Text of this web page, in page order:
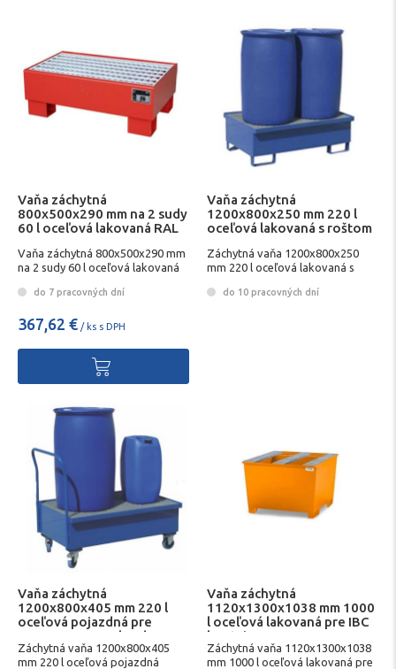
Vaňa záchytná
800x500x290 mm na 2 sudy
60 l oceľová lakovaná RAL
Vaňa záchytná 800x500x290 mm
na 2 sudy 60 l oceľová lakovaná
do 7 pracovných dní
367,62 € / ks s DPH
Vaňa záchytná
1200x800x250 mm 220 l
oceľová lakovaná s roštom
Záchytná vaňa 1200x800x250
mm 220 l oceľová lakovaná s
do 10 pracovných dní
Vaňa záchytná
1200x800x405 mm 220 l
oceľová pojazdná pre
prepravu 2x200 l sudov
Záchytná vaňa 1200x800x405
mm 220 l oceľová pojazdná
Vaňa záchytná
1120x1300x1038 mm 1000
l oceľová lakovaná pre IBC
kontajner BASE
Záchytná vaňa 1120x1300x1038
mm 1000 l oceľová lakovaná pre